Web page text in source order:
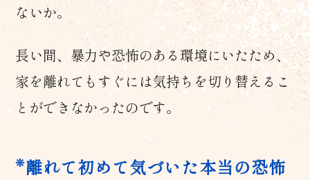
ないか。
長い間、暴力や恐怖のある環境にいたため、
家を離れてもすぐには気持ちを切り替えるこ
とができなかったのです。
離れて初めて気づいた本当の恐怖